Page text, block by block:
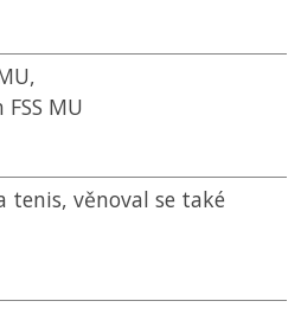
,
FSS MU
tenis, věnoval se také